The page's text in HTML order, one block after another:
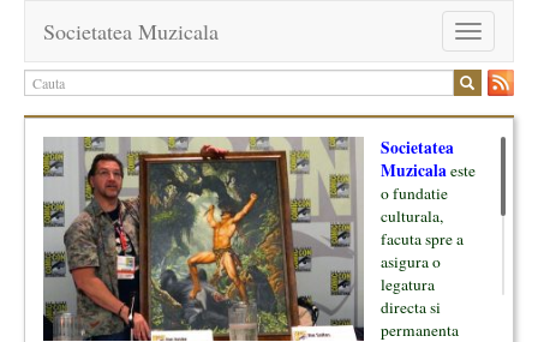
Toggle
navigation
Societatea Muzicala
Societatea
Muzicalaeste
o fundatie
culturala,
facuta spre a
asigura o
legatura
directa si
permanenta